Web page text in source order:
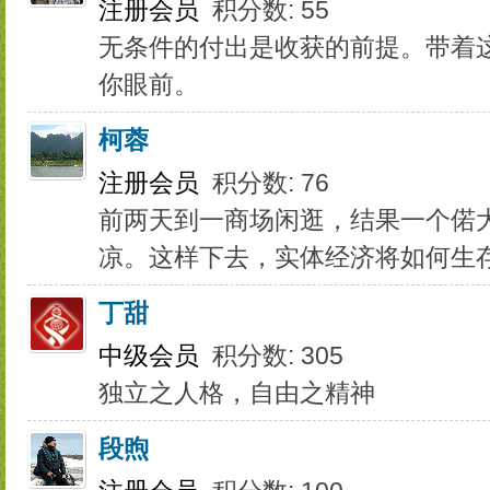
注册会员 积分数: 55
无条件的付出是收获的前提。带着
你眼前。
柯蓉
注册会员 积分数: 76
前两天到一商场闲逛，结果一个偌
凉。这样下去，实体经济将如何生
丁甜
中级会员 积分数: 305
独立之人格，自由之精神
段煦